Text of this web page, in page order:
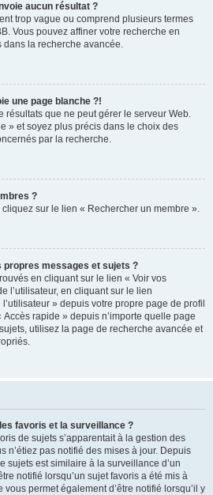
aucun résultat ?
trop vague ou comprend plusieurs termes
Vous pouvez affiner votre recherche en
la recherche avancée.
une page blanche ?!
résultats que ne peut gérer le serveur Web.
» et soyez plus précis dans le choix des
par la recherche.
?
sur le lien « Rechercher un membre ».
messages et sujets ?
en cliquant sur le lien « Voir vos
l’utilisateur, en cliquant sur le lien
» depuis votre propre page de profil
rapide » depuis n’importe quelle page
utilisez la page de recherche avancée et
favoris et la surveillance ?
de sujets s’apparentait à la gestion des
n’étiez pas notifié des mises à jour. Depuis
sujets est similaire à la surveillance d’un
notifié lorsqu’un sujet favoris a été mis à
permet également d’être notifié lorsqu’il y